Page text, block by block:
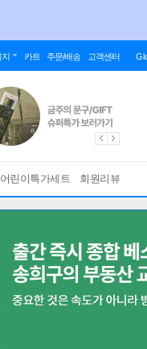
지 카트 주문/배송 고객센터
어린이특가세트 회원리뷰